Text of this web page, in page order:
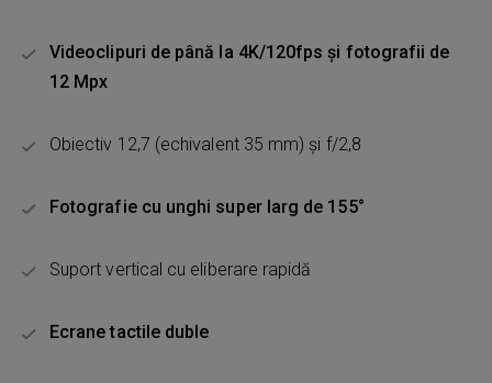
Videoclipuri de până la 4K/120fps și fotografii de
12 Mpx
Obiectiv 12,7 (echivalent 35 mm) și f/2,8
Fotografie cu unghi super larg de 155°
Suport vertical cu eliberare rapidă
Ecrane tactile duble